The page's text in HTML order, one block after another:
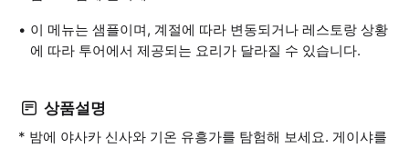
이 메뉴는 샘플이며, 계절에 따라 변동되거나 레스토랑 상황
에 따라 투어에서 제공되는 요리가 달라질 수 있습니다.
상품설명
* 밤에 야사카 신사와 기온 유흥가를 탐험해 보세요. 게이샤를